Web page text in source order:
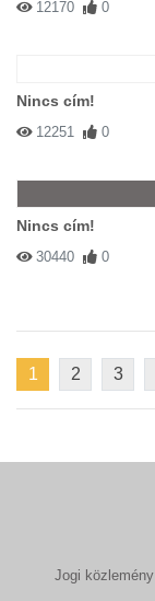
12170 0
Nincs cím!
12251 0
Nincs cím!
30440 0
1 2 3
Jogi közlemény